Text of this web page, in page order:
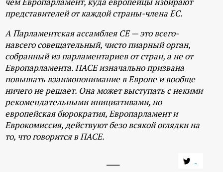
представителей от каждой страны-члена ЕС.
А Парламентская ассамблея СЕ — это всего-
навсего совещательный, чисто пиарный орган,
собранный из парламентариев от стран, а не от
Европарламента. ПАСЕ изначально призвана
повышать взаимопонимание в Европе и вообще
ничего не решает. Она может выступать с некими
рекомендательными инициативами, но
европейская бюрократия, Европарламент и
Еврокомиссия, действуют безо всякой оглядки на
то, что говорится в ПАСЕ.